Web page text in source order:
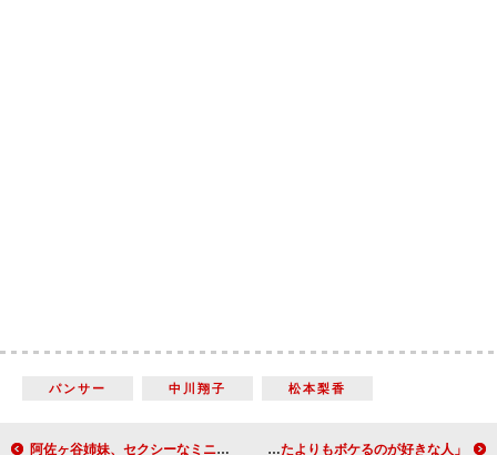
パンサー 中川翔子 松本梨香
阿佐ヶ谷姉妹、セクシーなミニドレスで登場 “Ｗ不倫”をする人は「恋愛の五輪選手」 菅田将暉、池松壮亮の意外な一面を語る 「思っていたよりもボケるのが好きな人」